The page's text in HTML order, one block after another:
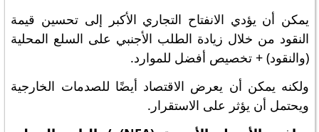
يمكن أن يؤدي الانفتاح التجاري الأكبر إلى تحسين قيمة
النقود من خلال زيادة الطلب الأجنبي على السلع المحلية
(والنقود) + تخصيص أفضل للموارد.
ولكنه يمكن أن يعرض الاقتصاد أيضًا للصدمات الخارجية
ويحتمل أن يؤثر على الاستقرار.